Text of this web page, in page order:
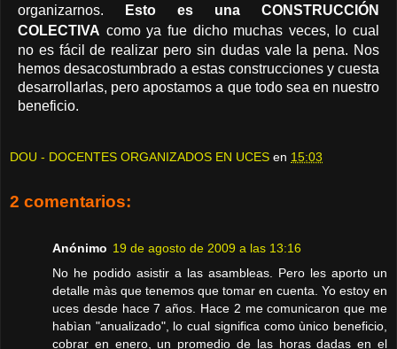
organizarnos.
Esto es una CONSTRUCCIÓN
COLECTIVA como ya fue dicho muchas veces, lo cual
no es fácil de realizar pero sin dudas vale la pena. Nos
hemos desacostumbrado a estas construcciones y cuesta
desarrollarlas, pero apostamos a que todo sea en nuestro
beneficio.
DOU - DOCENTES ORGANIZADOS EN UCES en 15:03
2 comentarios:
Anónimo 19 de agosto de 2009 a las 13:16
No he podido asistir a las asambleas. Pero les aporto un
detalle màs que tenemos que tomar en cuenta. Yo estoy en
uces desde hace 7 años. Hace 2 me comunicaron que me
habìan "anualizado", lo cual significa como ùnico beneficio,
cobrar en enero, un promedio de las horas dadas en el